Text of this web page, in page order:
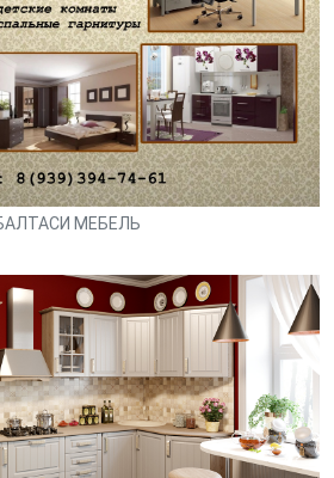
МЕБЕЛЬ